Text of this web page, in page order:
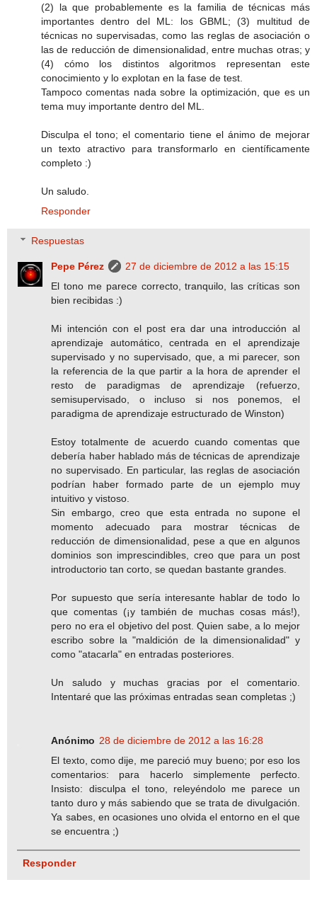
(2) la que probablemente es la familia de técnicas más
importantes dentro del ML: los GBML; (3) multitud de
técnicas no supervisadas, como las reglas de asociación o
las de reducción de dimensionalidad, entre muchas otras; y
(4) cómo los distintos algoritmos representan este
conocimiento y lo explotan en la fase de test.
Tampoco comentas nada sobre la optimización, que es un
tema muy importante dentro del ML.
Disculpa el tono; el comentario tiene el ánimo de mejorar
un texto atractivo para transformarlo en científicamente
completo :)
Un saludo.
Responder
Respuestas
Pepe Pérez
27 de diciembre de 2012 a las 15:15
El tono me parece correcto, tranquilo, las críticas son
bien recibidas :)
Mi intención con el post era dar una introducción al
aprendizaje automático, centrada en el aprendizaje
supervisado y no supervisado, que, a mi parecer, son
la referencia de la que partir a la hora de aprender el
resto de paradigmas de aprendizaje (refuerzo,
semisupervisado, o incluso si nos ponemos, el
paradigma de aprendizaje estructurado de Winston)
Estoy totalmente de acuerdo cuando comentas que
debería haber hablado más de técnicas de aprendizaje
no supervisado. En particular, las reglas de asociación
podrían haber formado parte de un ejemplo muy
intuitivo y vistoso.
Sin embargo, creo que esta entrada no supone el
momento adecuado para mostrar técnicas de
reducción de dimensionalidad, pese a que en algunos
dominios son imprescindibles, creo que para un post
introductorio tan corto, se quedan bastante grandes.
Por supuesto que sería interesante hablar de todo lo
que comentas (¡y también de muchas cosas más!),
pero no era el objetivo del post. Quien sabe, a lo mejor
escribo sobre la "maldición de la dimensionalidad" y
como "atacarla" en entradas posteriores.
Un saludo y muchas gracias por el comentario.
Intentaré que las próximas entradas sean completas ;)
Anónimo 28 de diciembre de 2012 a las 16:28
El texto, como dije, me pareció muy bueno; por eso los
comentarios: para hacerlo simplemente perfecto.
Insisto: disculpa el tono, releyéndolo me parece un
tanto duro y más sabiendo que se trata de divulgación.
Ya sabes, en ocasiones uno olvida el entorno en el que
se encuentra ;)
Responder